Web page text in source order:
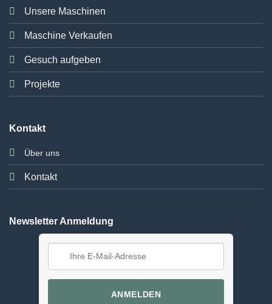
Unsere Maschinen
Maschine Verkaufen
Gesuch aufgeben
Projekte
Kontakt
Über uns
Kontakt
Newsletter Anmeldung
ANMELDEN